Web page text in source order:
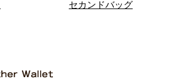
セカンドバッグ